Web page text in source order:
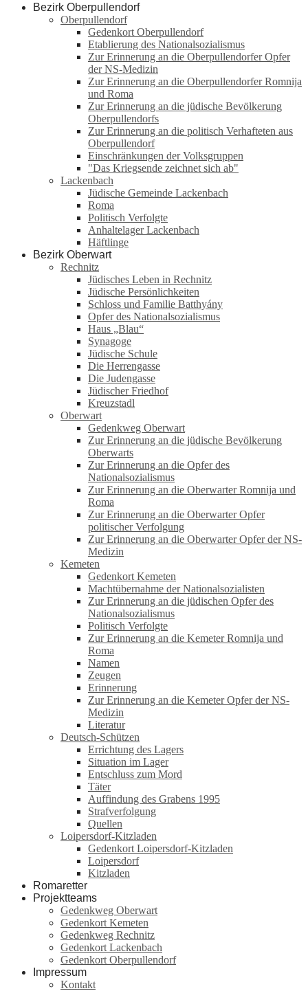
Bezirk Oberpullendorf
Oberpullendorf
Gedenkort Oberpullendorf
Etablierung des Nationalsozialismus
Zur Erinnerung an die Oberpullendorfer Opfer
der NS-Medizin
Zur Erinnerung an die Oberpullendorfer Romnija
und Roma
Zur Erinnerung an die jüdische Bevölkerung
Oberpullendorfs
Zur Erinnerung an die politisch Verhafteten aus
Oberpullendorf
Einschränkungen der Volksgruppen
"Das Kriegsende zeichnet sich ab"
Lackenbach
Jüdische Gemeinde Lackenbach
Roma
Politisch Verfolgte
Anhaltelager Lackenbach
Häftlinge
Bezirk Oberwart
Rechnitz
Jüdisches Leben in Rechnitz
Jüdische Persönlichkeiten
Schloss und Familie Batthyány
Opfer des Nationalsozialismus
Haus „Blau“
Synagoge
Jüdische Schule
Die Herrengasse
Die Judengasse
Jüdischer Friedhof
Kreuzstadl
Oberwart
Gedenkweg Oberwart
Zur Erinnerung an die jüdische Bevölkerung
Oberwarts
Zur Erinnerung an die Opfer des
Nationalsozialismus
Zur Erinnerung an die Oberwarter Romnija und
Roma
Zur Erinnerung an die Oberwarter Opfer
politischer Verfolgung
Zur Erinnerung an die Oberwarter Opfer der NS-
Medizin
Kemeten
Gedenkort Kemeten
Machtübernahme der Nationalsozialisten
Zur Erinnerung an die jüdischen Opfer des
Nationalsozialismus
Politisch Verfolgte
Zur Erinnerung an die Kemeter Romnija und
Roma
Namen
Zeugen
Erinnerung
Zur Erinnerung an die Kemeter Opfer der NS-
Medizin
Literatur
Deutsch-Schützen
Errichtung des Lagers
Situation im Lager
Entschluss zum Mord
Täter
Auffindung des Grabens 1995
Strafverfolgung
Quellen
Loipersdorf-Kitzladen
Gedenkort Loipersdorf-Kitzladen
Loipersdorf
Kitzladen
Romaretter
Projektteams
Gedenkweg Oberwart
Gedenkort Kemeten
Gedenkweg Rechnitz
Gedenkort Lackenbach
Gedenkort Oberpullendorf
Impressum
Kontakt